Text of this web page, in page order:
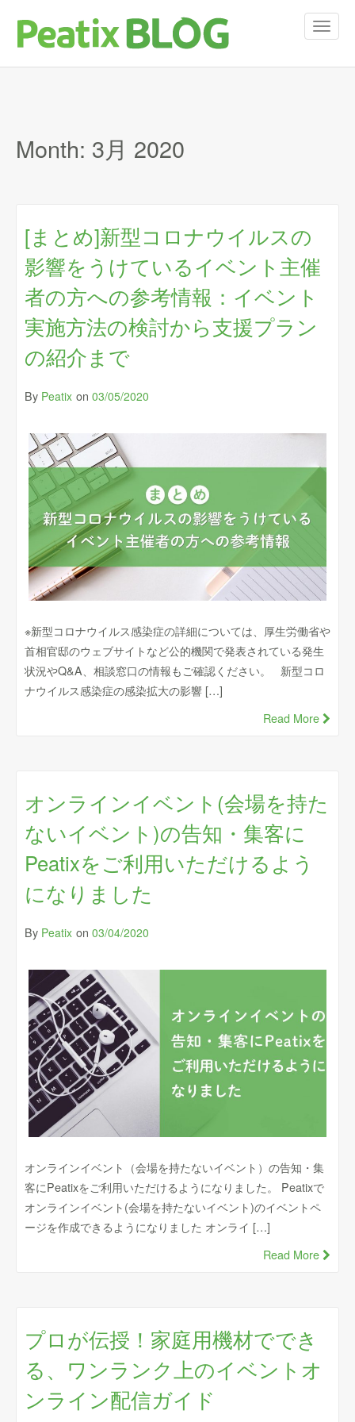
T
o
Month: 3月 2020
[まとめ]新型コロナウイルスの
影響をうけているイベント主催
者の方への参考情報：イベント
実施方法の検討から支援プラン
の紹介まで
By Peatix on 03/05/2020
※新型コロナウイルス感染症の詳細については、厚生労働省や
首相官邸のウェブサイトなど公的機関で発表されている発生
状況やQ&A、相談窓口の情報もご確認ください。 新型コロ
ナウイルス感染症の感染拡大の影響 […]
Read More
オンラインイベント(会場を持た
ないイベント)の告知・集客に
Peatixをご利用いただけるよう
になりました
By Peatix on 03/04/2020
オンラインイベント（会場を持たないイベント）の告知・集
客にPeatixをご利用いただけるようになりました。 Peatixで
オンラインイベント(会場を持たないイベント)のイベントペ
ージを作成できるようになりました オンライ […]
Read More
プロが伝授！家庭用機材ででき
る、ワンランク上のイベントオ
ンライン配信ガイド